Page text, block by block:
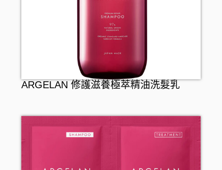
ARGELAN 修護滋養極萃精油洗髮乳